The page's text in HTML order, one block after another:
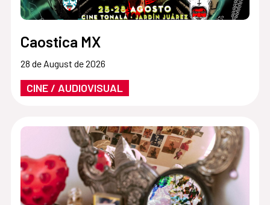
Caostica MX
28 de August de 2026
CINE / AUDIOVISUAL